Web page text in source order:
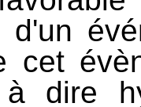
d'un
cet
dire